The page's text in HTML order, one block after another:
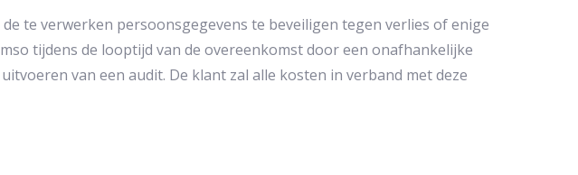
te verwerken persoonsgegevens te beveiligen tegen verlies of enige
tijdens de looptijd van de overeenkomst door een onafhankelijke
van een audit. De klant zal alle kosten in verband met deze